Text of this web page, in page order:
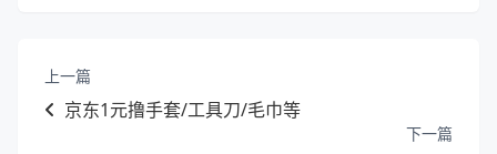
上一篇
京东1元撸手套/工具刀/毛巾等
下一篇